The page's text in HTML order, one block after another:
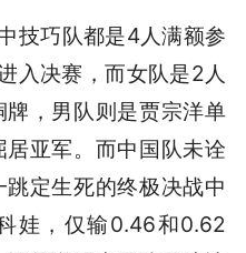
巧队都是4人满额参
入决赛，而女队是2人
，男队则是贾宗洋单
亚军。而中国队未诠
定生死的终极决战中
娃，仅输0.46和0.62